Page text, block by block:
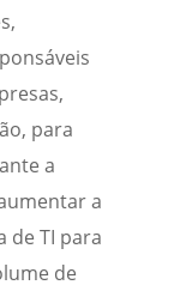
para
a
a
de TI para
de